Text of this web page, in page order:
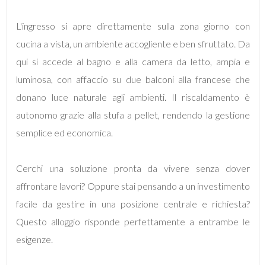
L'ingresso si apre direttamente sulla zona giorno con
cucina a vista, un ambiente accogliente e ben sfruttato. Da
qui si accede al bagno e alla camera da letto, ampia e
luminosa, con affaccio su due balconi alla francese che
donano luce naturale agli ambienti. Il riscaldamento è
autonomo grazie alla stufa a pellet, rendendo la gestione
semplice ed economica.
Cerchi una soluzione pronta da vivere senza dover
affrontare lavori? Oppure stai pensando a un investimento
facile da gestire in una posizione centrale e richiesta?
Questo alloggio risponde perfettamente a entrambe le
esigenze.
3
5+
Bagni
minimi